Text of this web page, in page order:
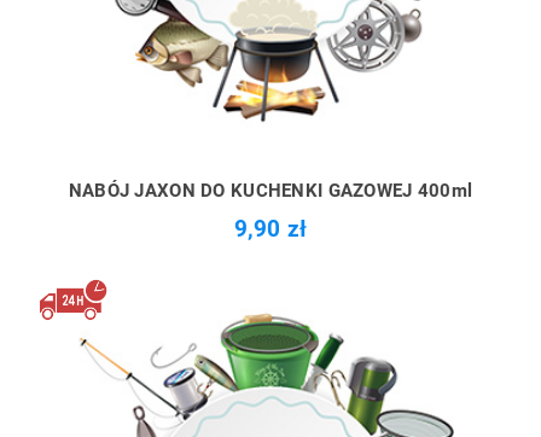
NABÓJ JAXON DO KUCHENKI GAZOWEJ 400ml
9,90 zł